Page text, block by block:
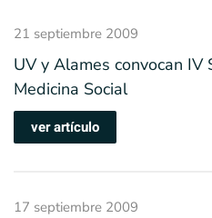
21 septiembre 2009
UV y Alames convocan IV
Medicina Social
ver artículo
17 septiembre 2009